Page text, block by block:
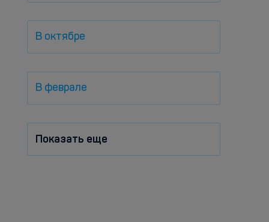
В октябре
В феврале
Показать еще